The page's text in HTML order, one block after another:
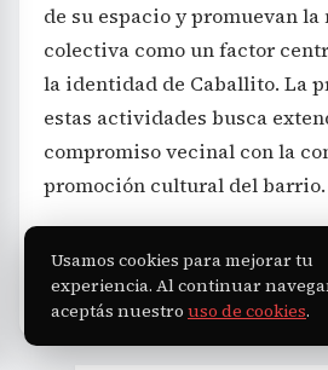
de su espacio y promuevan
colectiva como un factor
la identidad de Caballito. La
estas actividades busca
compromiso vecinal con la
promoción cultural del barrio.
TAGS Tecnología Caballito Rosario
Usamos cookies para mejorar tu
experiencia. Al continuar
aceptás nuestro uso de cookies.